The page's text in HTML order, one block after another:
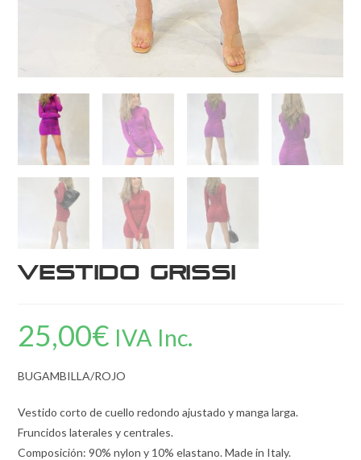
Vestido Grissi
25,00€ IVA Inc.
BUGAMBILLA/ROJO
Vestido corto de cuello redondo ajustado y manga larga.
Fruncidos laterales y centrales.
Composición: 90% nylon y 10% elastano. Made in Italy.